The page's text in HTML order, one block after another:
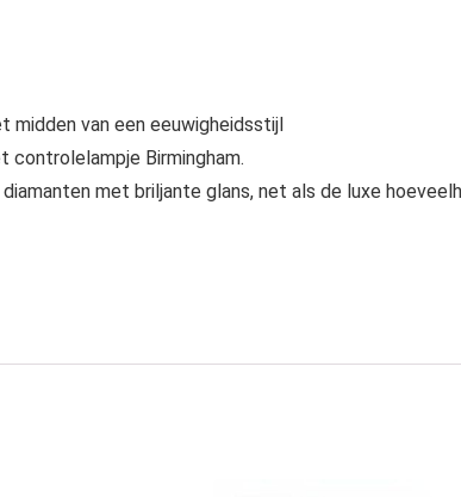
midden van een eeuwigheidsstijl
controlelampje Birmingham.
met briljante glans, net als de luxe